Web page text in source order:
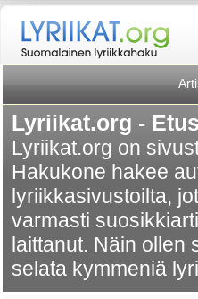
Lyriikat.org -
Lyriikat.org on
Hakukone hakee
lyriikkasivustoilta,
varmasti
laittanut. Näin ollen
selata kymmeniä